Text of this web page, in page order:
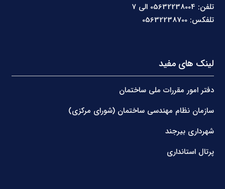
تلفن: 05632238004 الی 7
تلفکس: 05632238700
لینک های مفید
دفتر امور مقررات ملی ساختمان
سازمان نظام مهندسی ساختمان (شورای مرکزی)
شهرداری بیرجند
پرتال استانداری